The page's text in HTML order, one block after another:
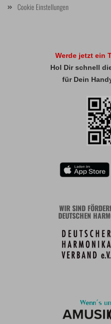
Cookie Einstellungen
Werde jetzt ein
Hol Dir schnell
für Dein
WIR SIND
DEUTSCHEN